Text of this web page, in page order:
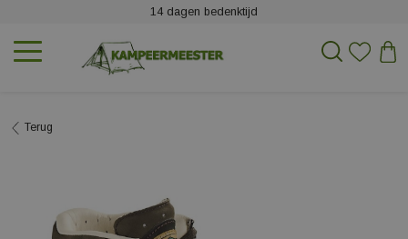
14 dagen bedenktijd
Terug